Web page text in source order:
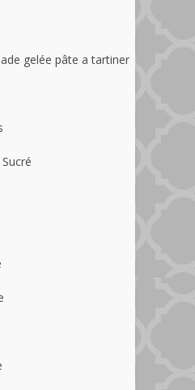
gelée pâte a tartiner